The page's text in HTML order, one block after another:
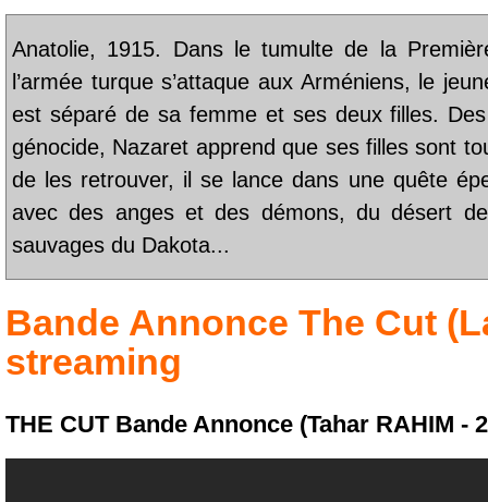
Anatolie, 1915. Dans le tumulte de la
l’armée turque s’attaque aux Arméniens, le
est séparé de sa femme et ses deux filles.
génocide, Nazaret apprend que ses filles sont
de les retrouver, il se lance dans une quête
avec des anges et des démons, du désert
sauvages du Dakota...
Bande Annonce The Cut
streaming
THE CUT Bande Annonce (Tahar RAHIM -